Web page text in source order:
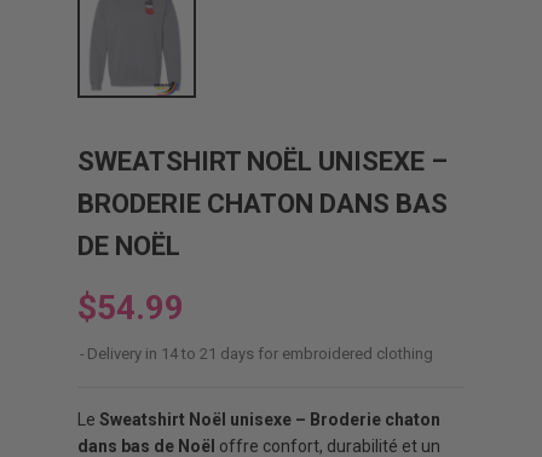
SWEATSHIRT NOËL UNISEXE –
BRODERIE CHATON DANS BAS
DE NOËL
$54.99
Delivery in 14 to 21 days for embroidered clothing
Le Sweatshirt Noël unisexe – Broderie chaton
dans bas de Noël offre confort, durabilité et un